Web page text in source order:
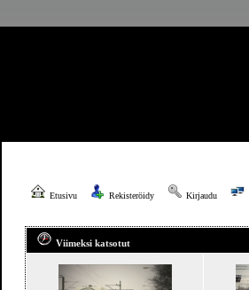
Etusivu Rekisteröidy Kirjaudu
Viimeksi katsotut